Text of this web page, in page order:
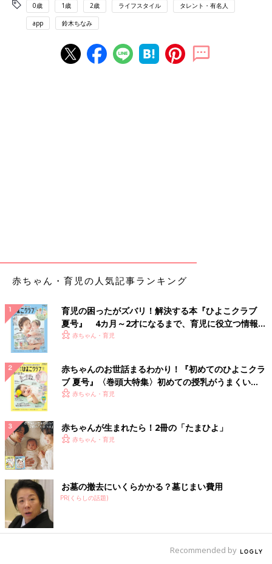
0歳 1歳 2歳 ライフスタイル タレント・有名人
app 鈴木ちなみ
赤ちゃん・育児の人気記事ランキング
育児の困ったがズバリ！解決する本『ひよこクラブ
夏号』 4カ月～2才になるまで、育児に役立つ情報が
いっぱい！
赤ちゃん・育児
赤ちゃんのお世話まるわかり！『初めてのひよこクラ
ブ 夏号』〈巻頭大特集〉初めての授乳がうまくい
く！ おっぱい・ミルクの基本と夏のトラブル 解決テ
赤ちゃん・育児
赤ちゃんが生まれたら！2冊の「たまひよ」
赤ちゃん・育児
お墓の撤去にいくらかかる？墓じまい費用
PR(くらしの話題)
Recommended by